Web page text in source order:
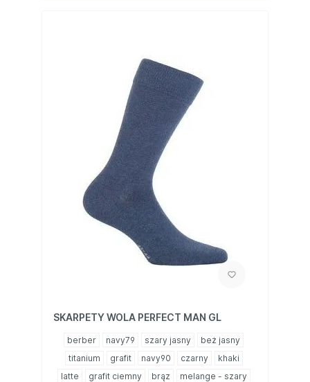
SKARPETY WOLA PERFECT MAN GL
berber navy79 szary jasny
beż jasny
titanium
grafit navy90 czarny
khaki
latte
grafit ciemny brąz
melange - szary